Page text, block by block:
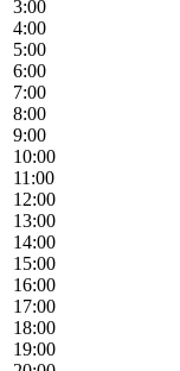
3:00
4:00
5:00
6:00
7:00
8:00
9:00
10:00
11:00
12:00
13:00
14:00
15:00
16:00
17:00
18:00
19:00